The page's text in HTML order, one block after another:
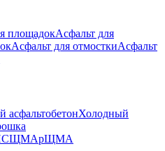
площадокАсфальт для
Асфальт для отмосткиАсфальт
асфальтобетонХолодный
ЩМАрЩМА